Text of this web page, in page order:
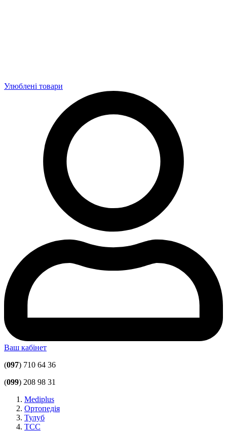
Улюблені товари
Ваш кабінет
(097) 710 64 36
(099) 208 98 31
Mediplus
Ортопедія
Тулуб
ТСС